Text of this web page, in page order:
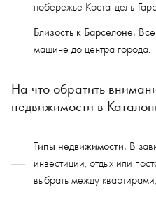
побережье Коста-дель-
Близость к Барселоне.
машине до центра города.
На что обратить
недвижимости в
Типы недвижимости. В
инвестиции, отдых или
выбрать между